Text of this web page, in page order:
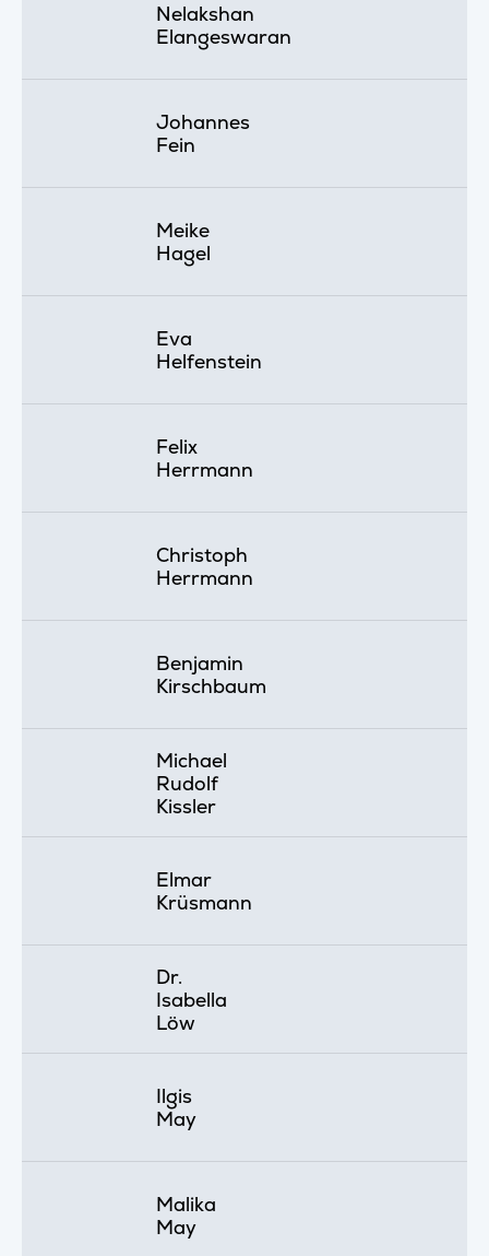
Nelakshan
Elangeswaran
Johannes
Fein
Meike
Hagel
Eva
Helfenstein
Felix
Herrmann
Christoph
Herrmann
Benjamin
Kirschbaum
Michael
Rudolf
Kissler
Elmar
Krüsmann
Dr.
Isabella
Löw
Ilgis
May
Malika
May